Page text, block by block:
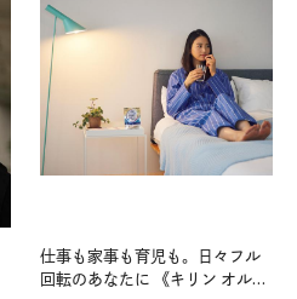
仕事も家事も育児も。日々フル
回転のあなたに 《キリン オルニ